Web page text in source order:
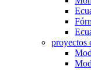
proyectos